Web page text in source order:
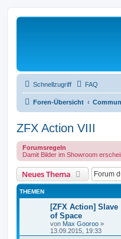
Schnellzugriff FAQ
Foren-Übersicht
ZFX Action VIII
Forumsregeln
Damit Bilder im Showroom
Neues Thema
THEMEN
[ZFX Action] Slave
of Space
von Max Gooroo »
13.09.2015, 19:33